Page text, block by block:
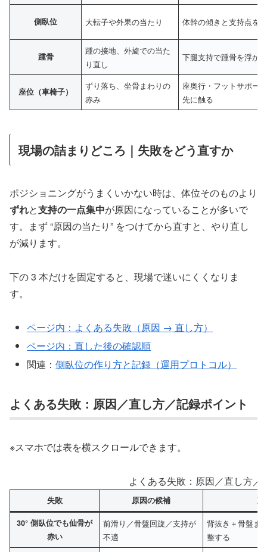
側臥位 大転子や外果の当たり 体幹の傾きと支持点を
踵骨
踵の接地、外旋での当た
り直し
下腿支持で踵骨を浮か
座位（車椅子）
ずり落ち、坐骨まわりの
赤み
座奥行・フットサポー
先に触る
現場の詰まりどころ｜失敗をどう直すか
ポジショニングがうまくいかない時は、体位そのものより
ずれと支持の一点集中が原因になっていることが多いで
す。まず “原因の当たり” をつけてから直すと、やり直し
が減ります。
下の 3 本だけを固定すると、現場で迷いにくくなりま
す。
ページ内：よくある失敗（原因 → 直し方）
ページ内：直した後の確認順
関連：側臥位の作り方と記録（運用プロトコル）
よくある失敗：原因／直し方／記録ポイント
※スマホでは表を横スクロールできます。
よくある失敗：原因／直し方／
失敗 原因の候補 直
30° 側臥位でも仙骨が
赤い
前滑り／骨盤回旋／支持が
不適
背抜き＋骨盤ま
整する